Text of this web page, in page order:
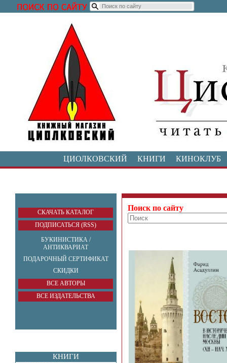
ЦИОЛКОВСКИЙ КНИГИ КИНОКЛУБ
СКАЧАТЬ КАТАЛОГ
ПОДПИСАТЬСЯ (RSS)
БУКИНИСТИКА /
АНТИКВАРИАТ
ПОДАРОЧНЫЙ СЕРТИФИКАТ
СКИДКИ
ВСЕ АВТОРЫ
ВСЕ ИЗДАТЕЛЬСТВА
КНИГИ
Поиск по сайту